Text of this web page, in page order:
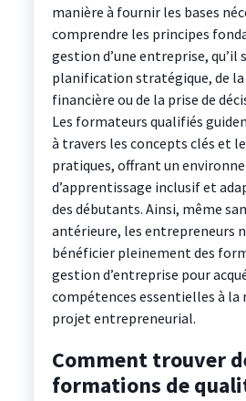
manière à fournir les bases
comprendre les principes
gestion d’une entreprise, qu’il
planification stratégique, de
financière ou de la prise de
Les formateurs qualifiés
à travers les concepts clés et
pratiques, offrant un
d’apprentissage inclusif et
des débutants. Ainsi, même
antérieure, les entrepreneurs
bénéficier pleinement des
gestion d’entreprise pour
compétences essentielles à la
projet entrepreneurial.
Comment trouver
formations de